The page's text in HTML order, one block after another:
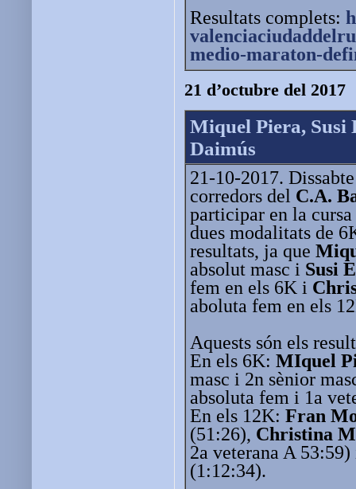
Resultats complets:
medio-maraton-
21 d’octubre del 2017
Miquel Piera, Susi
Daimús
21-10-2017.
corredors del C.A.
participar en la
dues modalitats de
resultats, ja que
absolut masc i Susi
fem en els 6K i
aboluta fem en els
Aquests són els
En els 6K: MIquel
masc i 2n sènior
absoluta fem i 1a
En els 12K: Fran
(51:26), Christina
2a veterana A
(1:12:34).